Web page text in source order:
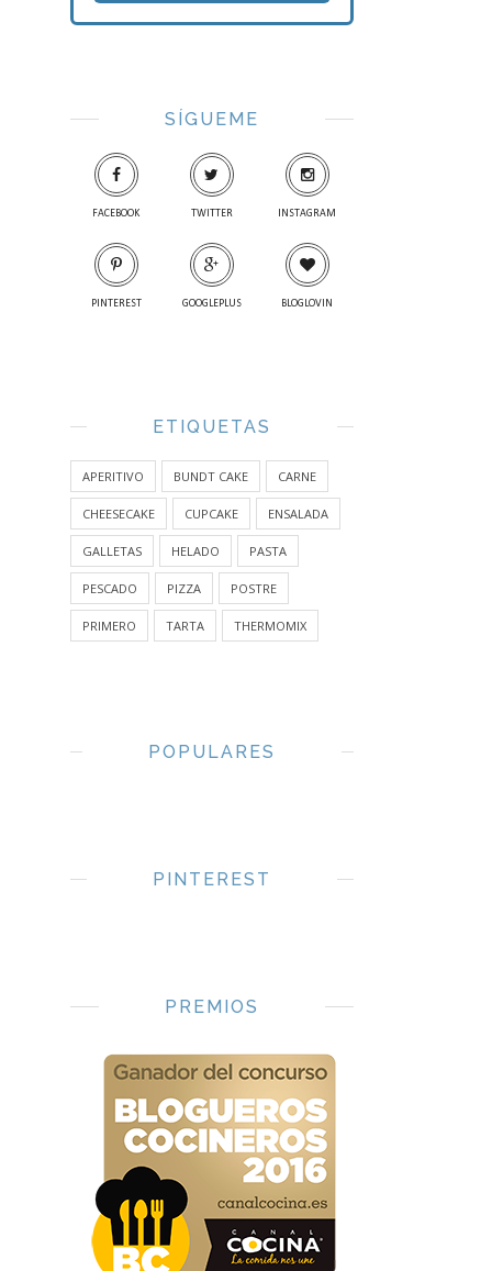
SÍGUEME
FACEBOOK TWITTER INSTAGRAM
PINTEREST GOOGLEPLUS BLOGLOVIN
ETIQUETAS
APERITIVO BUNDT CAKE CARNE
CHEESECAKE CUPCAKE ENSALADA
GALLETAS HELADO PASTA
PESCADO PIZZA POSTRE
PRIMERO TARTA THERMOMIX
POPULARES
PINTEREST
PREMIOS